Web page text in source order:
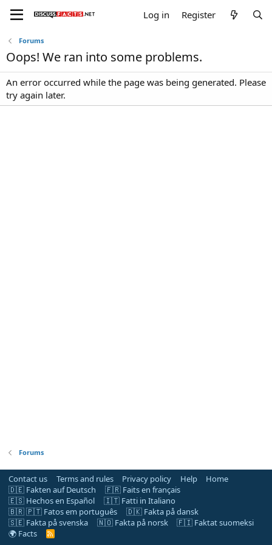
Log in Register
Forums
Oops! We ran into some problems.
An error occurred while the page was being generated. Please
try again later.
Forums
Contact us Terms and rules Privacy policy Help
Home
🇩🇪 Fakten auf Deutsch
🇫🇷 Faits en français
🇪🇸 Hechos en Español
🇮🇹 Fatti in Italiano
🇧🇷 🇵🇹 Fatos em português
🇩🇰 Fakta på dansk
🇸🇪 Fakta på svenska
🇳🇴 Fakta på norsk
🇫🇮 Faktat suomeksi
🌍 Facts
R